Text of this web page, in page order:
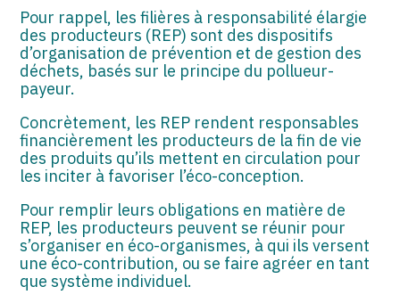
Pour rappel, les filières à responsabilité élargie
des producteurs (REP) sont des dispositifs
d’organisation de prévention et de gestion des
déchets, basés sur le principe du pollueur-
payeur.
Concrètement, les REP rendent responsables
financièrement les producteurs de la fin de vie
des produits qu’ils mettent en circulation pour
les inciter à favoriser l’éco-conception.
Pour remplir leurs obligations en matière de
REP, les producteurs peuvent se réunir pour
s’organiser en éco-organismes, à qui ils versent
une éco-contribution, ou se faire agréer en tant
que système individuel.